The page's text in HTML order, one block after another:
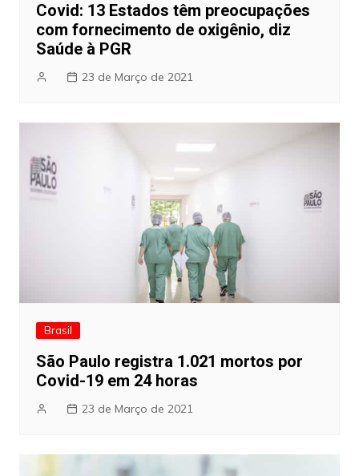
Covid: 13 Estados têm preocupações
com fornecimento de oxigênio, diz
Saúde à PGR
23 de Março de 2021
Brasil
São Paulo registra 1.021 mortos por
Covid-19 em 24 horas
23 de Março de 2021